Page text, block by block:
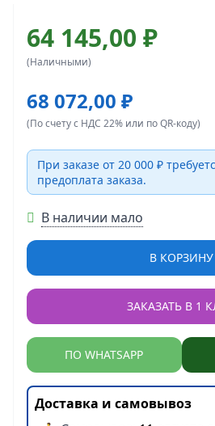
64 145,00 ₽
(Наличными)
68 072,00 ₽
(По счету с НДС 22% или по QR-коду)
При заказе от 20 000 ₽
предоплата заказа.
В наличии мало
В КОРЗИНУ
ЗАКАЗАТЬ В 1
ПО WHATSAPP
Доставка и самовывоз